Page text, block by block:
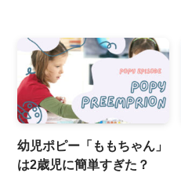
幼児ポピー「ももちゃん」
は2歳児に簡単すぎた？